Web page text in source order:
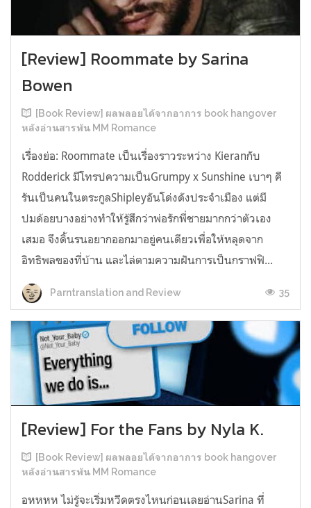
[Review] Roommate by Sarina
Bowen
[Book Review] ผลพลอยได้จากอาการ book hangover
หลังอ่านสารพัน MM Romance
เรื่องย่อ: Roommate เป็นเรื่องราวระหว่าง Kieranกับ
Rodderick มีโทรปความเป็นGrumpy x Sunshine เบาๆ คี
รันเป็นคนในตระกูลShipleyอันโด่งดังประจำเมือง แต่มี
ปมด้อยบางอย่างทำให้รู้สึกว่าพ่อรักพี่ชายมากกว่าตัวเอง
เสมอ จึงดิ้นรนอยากออกมาอยู่คนเดียวเพื่อให้หลุดจาก
อิทธิพลของที่บ้าน และไล่ตามความฝันการเป็นกราฟฟิ...
Parntranslation and Review 35
[Review] For the Fans by Nyla K.
[Book Review] ผลพลอยได้จากอาการ book hangover
หลังอ่านสารพัน MM Romance
อหหหห ไม่รู้จะเริ่มหวีดตรงไหนก่อนเลยอ่านSarina ที่